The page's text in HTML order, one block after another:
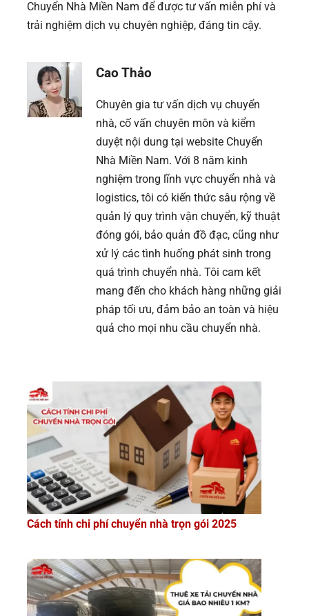
Chuyển Nhà Miền Nam để được tư vấn miễn phí và
trải nghiệm dịch vụ chuyên nghiệp, đáng tin cậy.
Cao Thảo
Chuyên gia tư vấn dịch vụ chuyển
nhà, cố vấn chuyên môn và kiểm
duyệt nội dung tại website Chuyển
Nhà Miền Nam. Với 8 năm kinh
nghiệm trong lĩnh vực chuyển nhà và
logistics, tôi có kiến thức sâu rộng về
quản lý quy trình vận chuyển, kỹ thuật
đóng gói, bảo quản đồ đạc, cũng như
xử lý các tình huống phát sinh trong
quá trình chuyển nhà. Tôi cam kết
mang đến cho khách hàng những giải
pháp tối ưu, đảm bảo an toàn và hiệu
quả cho mọi nhu cầu chuyển nhà.
Cách tính chi phí chuyển nhà trọn gói 2025